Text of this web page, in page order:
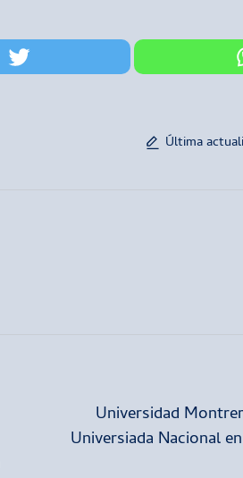
Última
Universidad
Universiada Nacional